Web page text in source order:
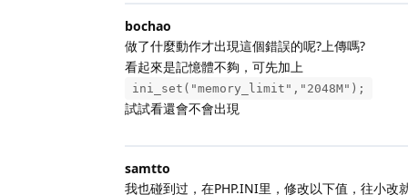
bochao
做了什麼動作才出現這個錯誤的呢?上傳嗎?
看起來是記憶體不夠，可先加上
ini_set("memory_limit","2048M");
試試看還會不會出現
samtto
我也碰到过，在PHP.INI里，修改以下值，往小改